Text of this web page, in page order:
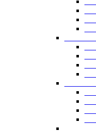
-
-
-
-
-
-
-
-
-
-
-
-
-
-